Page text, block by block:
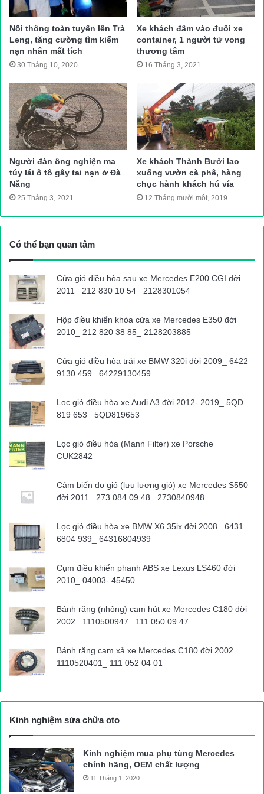
nạn giao thông trong hầm Hải Vân chắc chắn sẽ gây ra thảm
các lực lượng chuyên trách cần phải xử lý nghiêm và cương
quyết với các trường hợp xe, phương tiện giao thông chạy
ngược chiều, vượt trong hầm đường bộ Hải Vân.
>>> Video các vụ tai nạn, chạy ngược chiều, cháy xe trong
hầm đường bộ Hải Vân xảy ra trong tháng 7-8/2019.
tai nạn giao thông
Nối thông toàn tuyến lên Trà
Leng, tăng cường tìm kiếm
nạn nhân mất tích
30 Tháng 10, 2020
Xe khách đâm vào đuôi xe
container, 1 người tử vong
thương tâm
16 Tháng 3, 2021
Người đàn ông nghiện ma
túy lái ô tô gây tai nạn ở Đà
Nẵng
25 Tháng 3, 2021
Xe khách Thành Bưởi lao
xuống vườn cà phê, hàng
chục hành khách hú vía
12 Tháng mười một, 2019
Có thể bạn quan tâm
Cửa gió điều hòa sau xe Mercedes E200 CGI đời
2011_ 212 830 10 54_ 2128301054
Hộp điều khiển khóa cửa xe Mercedes E350 đời
2010_ 212 820 38 85_ 2128203885
Cửa gió điều hòa trái xe BMW 320i đời 2009_ 6422
9130 459_ 64229130459
Lọc gió điều hòa xe Audi A3 đời 2012- 2019_ 5QD
819 653_ 5QD819653
Lọc gió điều hòa (Mann Filter) xe Porsche _
CUK2842
Cảm biến đo gió (lưu lượng gió) xe Mercedes S550
đời 2011_ 273 084 09 48_ 2730840948
Lọc gió điều hòa xe BMW X6 35ix đời 2008_ 6431
6804 939_ 64316804939
Cụm điều khiển phanh ABS xe Lexus LS460 đời
2010_ 04003- 45450
Bánh răng (nhông) cam hút xe Mercedes C180 đời
2002_ 1110500947_ 111 050 09 47
Bánh răng cam xả xe Mercedes C180 đời 2002_
1110520401_ 111 052 04 01
Kinh nghiệm sửa chữa oto
Kinh nghiệm mua phụ tùng Mercedes
chính hãng, OEM chất lượng
11 Tháng 1, 2020